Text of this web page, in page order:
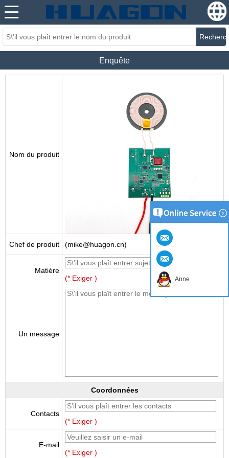
Enquête
Nom du produit
Chef de produit (mike@huagon.cn)
Matière
(* Exiger )
Un message
Coordonnées
Contacts
(* Exiger )
E-mail
(* Exiger )
Anne